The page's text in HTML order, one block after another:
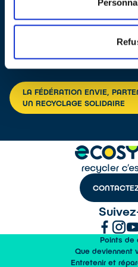
peux passer le permis poids
vraiment dans le cadre de
LA FÉDÉRATION ENVIE,
UN RECYCLAGE SOLIDAIRE
Points de
Que deviennent
Entretenir et